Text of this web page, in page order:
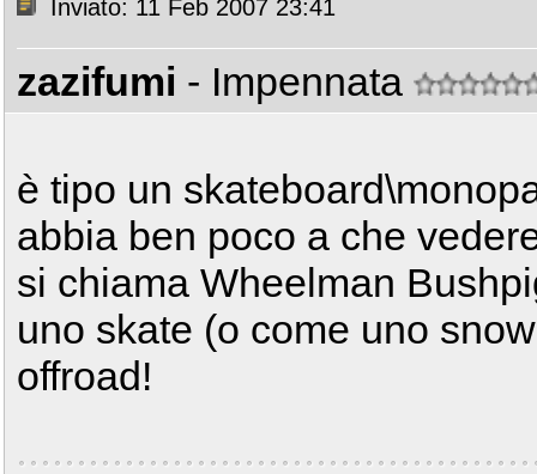
Inviato: 11 Feb 2007 23:41
zazifumi - Impennata
è tipo un
abbia ben poco a che
si chiama Wheelman
uno skate (o come uno
offroad!